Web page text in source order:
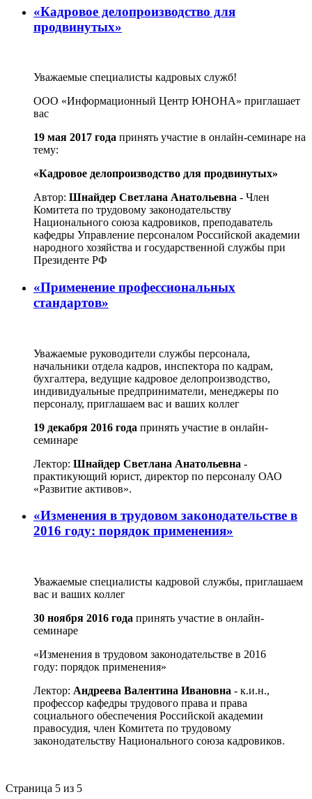
«Кадровое делопроизводство для
продвинутых»
Уважаемые специалисты кадровых служб!
ООО «Информационный Центр ЮНОНА» приглашает
вас
19 мая 2017 года принять участие в онлайн-семинаре на
тему:
«Кадровое делопроизводство для продвинутых»
Автор: Шнайдер Светлана Анатольевна - Член
Комитета по трудовому законодательству
Национального союза кадровиков, преподаватель
кафедры Управление персоналом Российской академии
народного хозяйства и государственной службы при
Президенте РФ
«Применение профессиональных
стандартов»
Уважаемые руководители службы персонала,
начальники отдела кадров, инспектора по кадрам,
бухгалтера, ведущие кадровое делопроизводство,
индивидуальные предприниматели, менеджеры по
персоналу, приглашаем вас и ваших коллег
19 декабря 2016 года принять участие в онлайн-
семинаре
Лектор: Шнайдер Светлана Анатольевна -
практикующий юрист, директор по персоналу ОАО
«Развитие активов».
«Изменения в трудовом законодательстве в
2016 году: порядок применения»
Уважаемые специалисты кадровой службы, приглашаем
вас и ваших коллег
30 ноября 2016 года принять участие в онлайн-
семинаре
«Изменения в трудовом законодательстве в 2016
году: порядок применения»
Лектор: Андреева Валентина Ивановна - к.и.н.,
профессор кафедры трудового права и права
социального обеспечения Российской академии
правосудия, член Комитета по трудовому
законодательству Национального союза кадровиков.
Страница 5 из 5